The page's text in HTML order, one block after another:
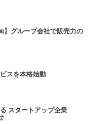
】グループ会社で販売力の
スを本格始動
スタートアップ企業